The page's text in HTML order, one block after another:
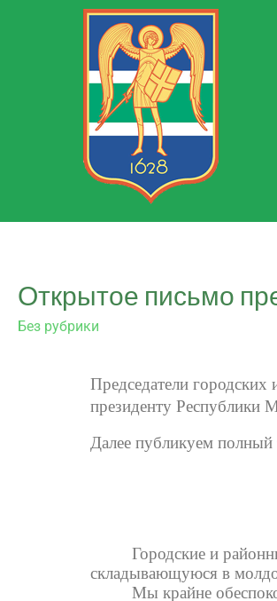
Открытое письмо
Без рубрики
Председатели
президенту Республики
Далее публикуем полный
Городские и
складывающуюся в
Мы крайне